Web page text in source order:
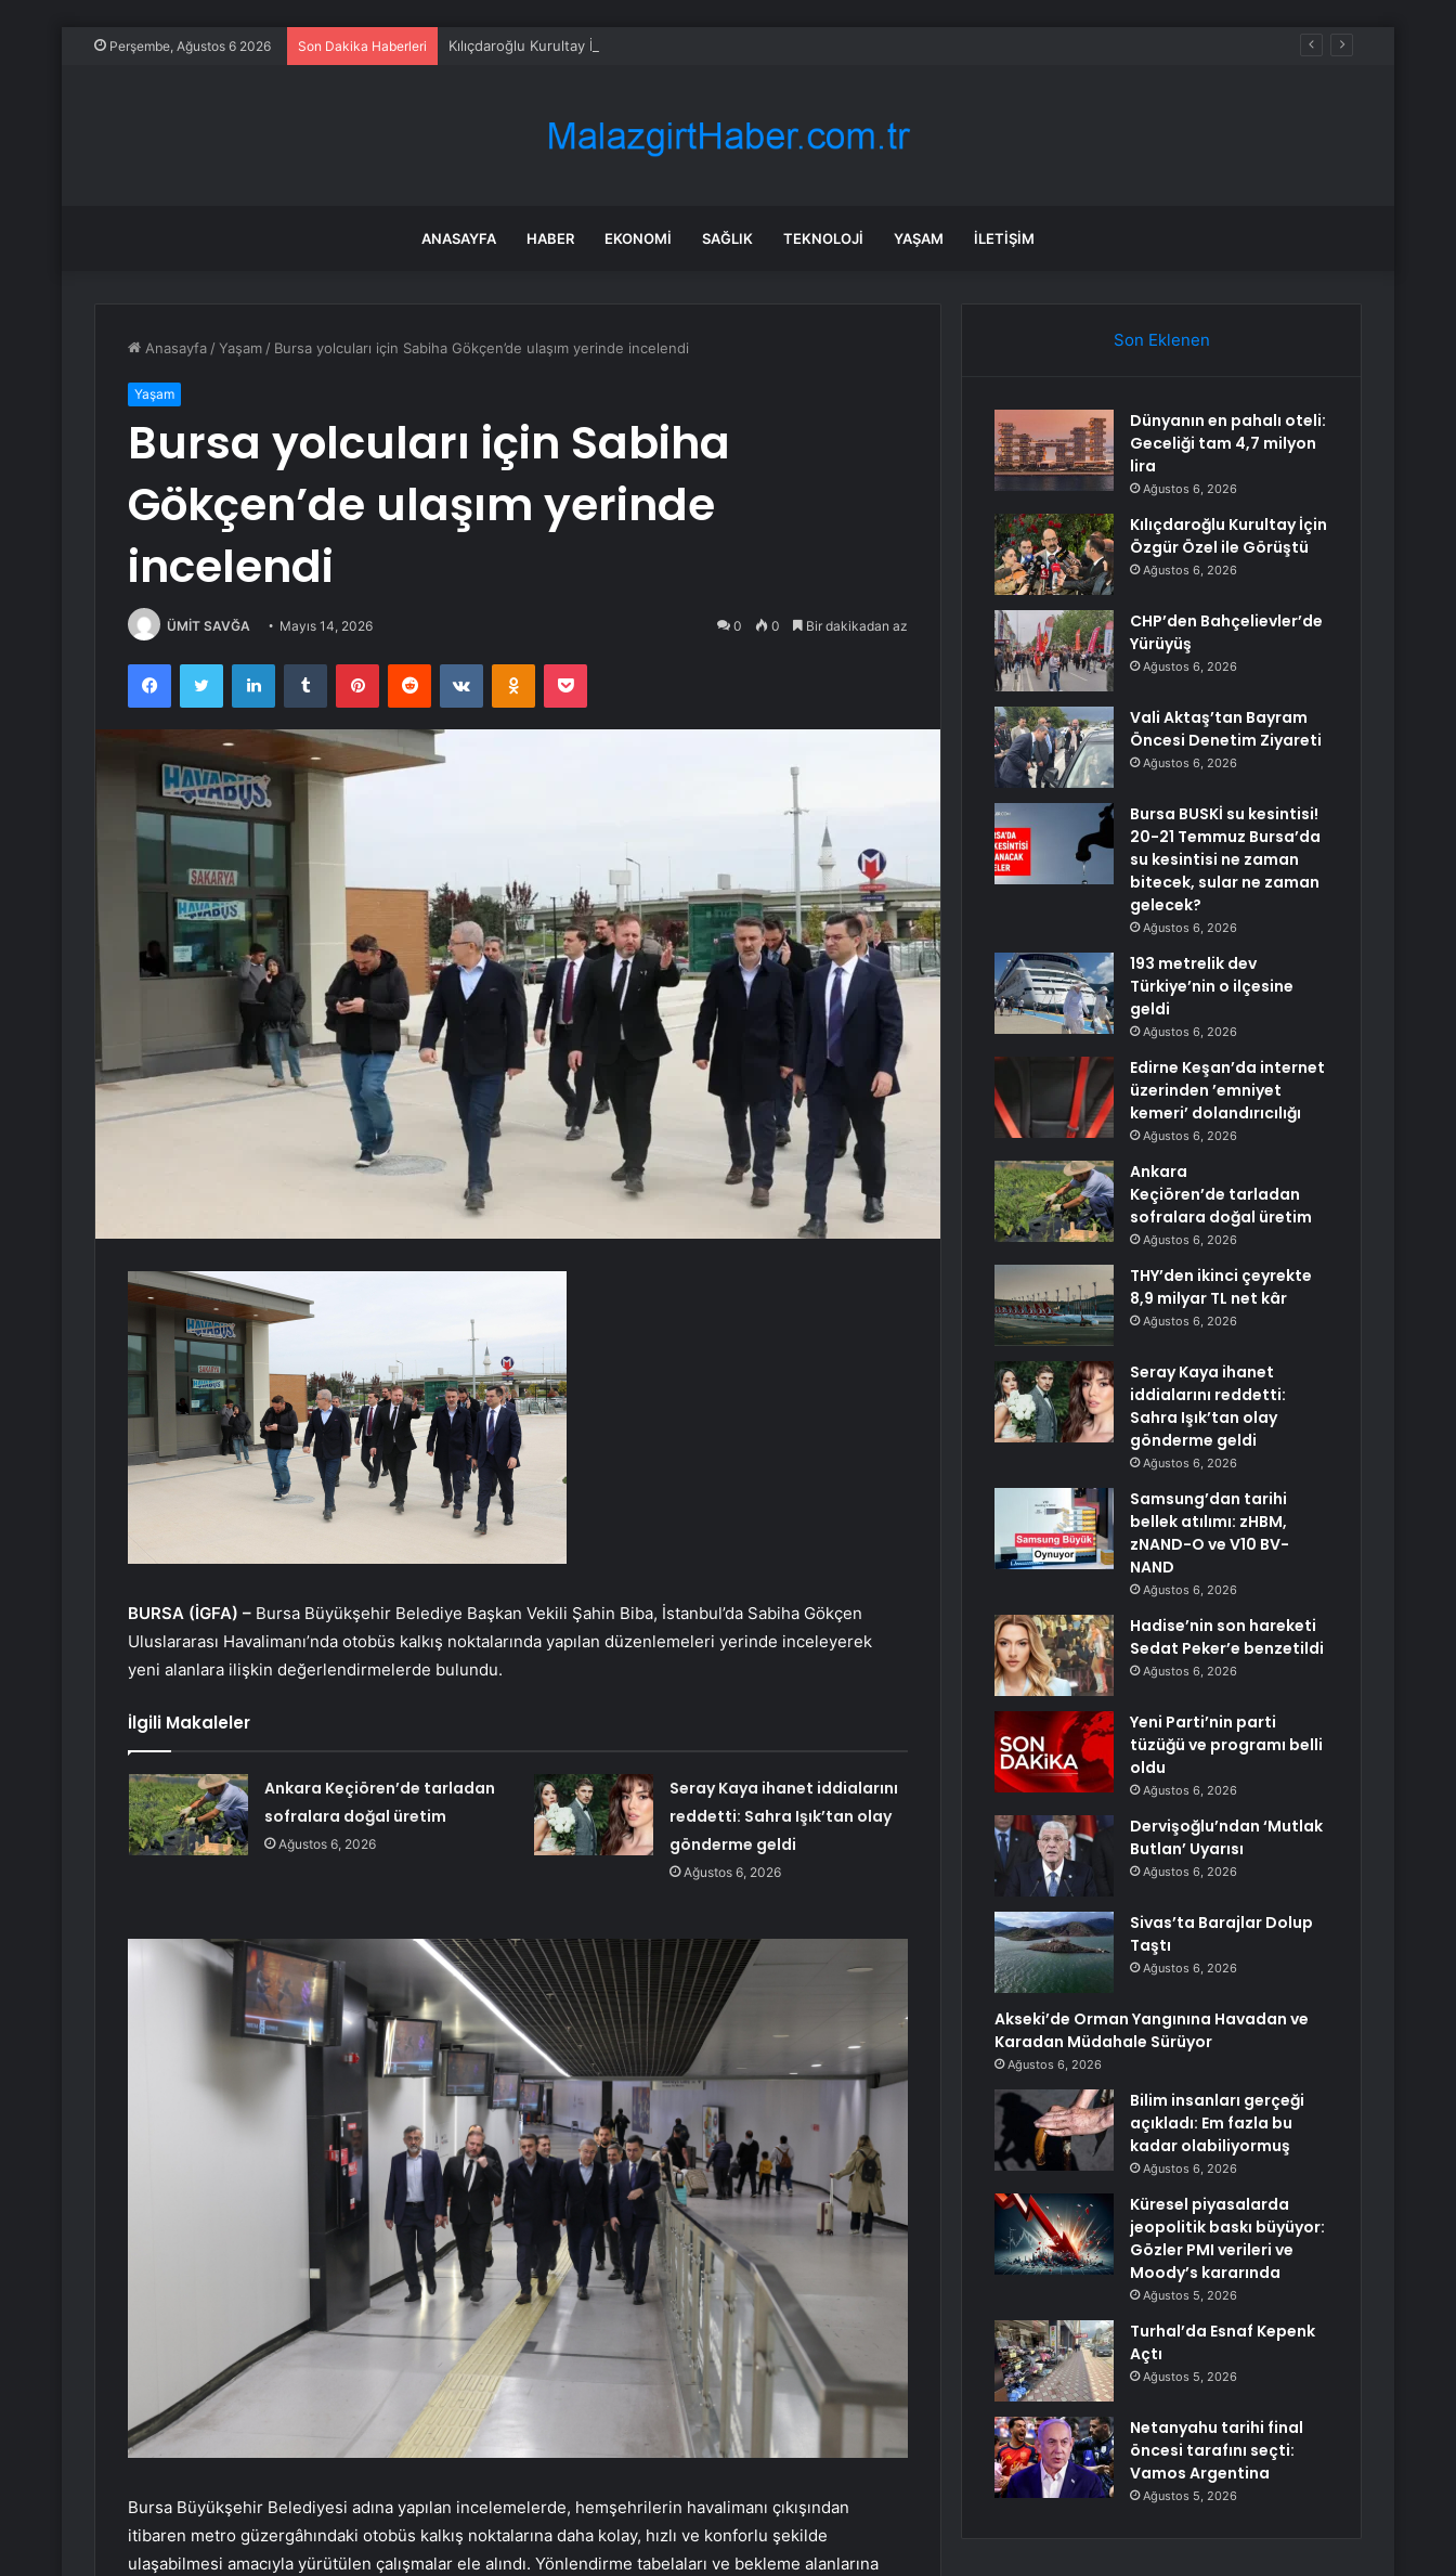
Perşembe, Ağustos 6 2026 Son Dakika Haberleri Kılıçdaroğlu Kurultay İçin Özgür Özel ile Görüştü
ANASAYFA HABER EKONOMI SAĞLIK TEKNOLOJI YAŞAM İLETIŞIM
Anasayfa /Yaşam / Bursa yolcuları için Sabiha Gökçen’de ulaşım yerinde incelendi
Yaşam
Bursa yolcuları için Sabiha
Gökçen’de ulaşım yerinde
incelendi
ÜMİT SAVĞA Mayıs 14, 2026 0 0 Bir dakikadan az
FacebookTwitter LinkedInTumblr PinterestReddit VKontakteOdnoklassniki
Pocket
BURSA (İGFA) – Bursa Büyükşehir Belediye Başkan Vekili Şahin Biba, İstanbul’da Sabiha Gökçen
Uluslararası Havalimanı’nda otobüs kalkış noktalarında yapılan düzenlemeleri yerinde inceleyerek
yeni alanlara ilişkin değerlendirmelerde bulundu.
İlgili Makaleler
Ankara Keçiören’de tarladan
sofralara doğal üretim
Ağustos 6, 2026
Seray Kaya ihanet iddialarını
reddetti: Sahra Işık’tan olay
gönderme geldi
Ağustos 6, 2026
Bursa Büyükşehir Belediyesi adına yapılan incelemelerde, hemşehrilerin havalimanı çıkışından
itibaren metro güzergâhındaki otobüs kalkış noktalarına daha kolay, hızlı ve konforlu şekilde
ulaşabilmesi amacıyla yürütülen çalışmalar ele alındı. Yönlendirme tabelaları ve bekleme alanlarına
Son Eklenen
Dünyanın en pahalı oteli:
Geceliği tam 4,7 milyon
lira
Ağustos 6, 2026
Kılıçdaroğlu Kurultay İçin
Özgür Özel ile Görüştü
Ağustos 6, 2026
CHP’den Bahçelievler’de
Yürüyüş
Ağustos 6, 2026
Vali Aktaş’tan Bayram
Öncesi Denetim Ziyareti
Ağustos 6, 2026
Bursa BUSKİ su kesintisi!
20-21 Temmuz Bursa’da
su kesintisi ne zaman
bitecek, sular ne zaman
gelecek?
Ağustos 6, 2026
193 metrelik dev
Türkiye’nin o ilçesine
geldi
Ağustos 6, 2026
Edirne Keşan’da internet
üzerinden ’emniyet
kemeri’ dolandırıcılığı
Ağustos 6, 2026
Ankara
Keçiören’de tarladan
sofralara doğal üretim
Ağustos 6, 2026
THY’den ikinci çeyrekte
8,9 milyar TL net kâr
Ağustos 6, 2026
Seray Kaya ihanet
iddialarını reddetti:
Sahra Işık’tan olay
gönderme geldi
Ağustos 6, 2026
Samsung’dan tarihi
bellek atılımı: zHBM,
zNAND-O ve V10 BV-
NAND
Ağustos 6, 2026
Hadise’nin son hareketi
Sedat Peker’e benzetildi
Ağustos 6, 2026
Yeni Parti’nin parti
tüzüğü ve programı belli
oldu
Ağustos 6, 2026
Dervişoğlu’ndan ‘Mutlak
Butlan’ Uyarısı
Ağustos 6, 2026
Sivas’ta Barajlar Dolup
Taştı
Ağustos 6, 2026
Akseki’de Orman Yangınına Havadan ve
Karadan Müdahale Sürüyor
Ağustos 6, 2026
Bilim insanları gerçeği
açıkladı: Em fazla bu
kadar olabiliyormuş
Ağustos 6, 2026
Küresel piyasalarda
jeopolitik baskı büyüyor:
Gözler PMI verileri ve
Moody’s kararında
Ağustos 5, 2026
Turhal’da Esnaf Kepenk
Açtı
Ağustos 5, 2026
Netanyahu tarihi final
öncesi tarafını seçti:
Vamos Argentina
Ağustos 5, 2026